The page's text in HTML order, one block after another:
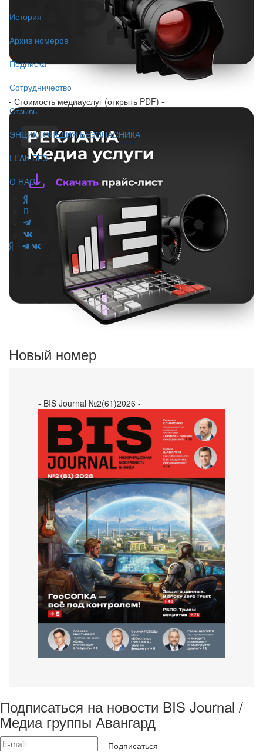
История
Архив номеров
Подписка
Сотрудничество
Отзывы
ЭНЦИКЛОПЕДИЯ БЕЗОПАСНИКА
LEAK-БЕЗ
О НАС
- Стоимость медиауслуг (открыть PDF) -
Новый номер
- BIS Journal №2(61)2026 -
Подписаться на новости BIS Journal /
Медиа группы Авангард
Подписаться